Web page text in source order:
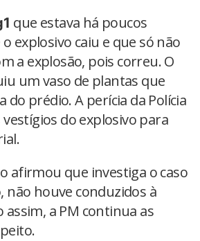
que estava há poucos
explosivo caiu e que só não
a explosão, pois correu. O
um vaso de plantas que
do prédio. A perícia da Polícia
vestígios do explosivo para
afirmou que investiga o caso
não houve conduzidos à
assim, a PM continua as